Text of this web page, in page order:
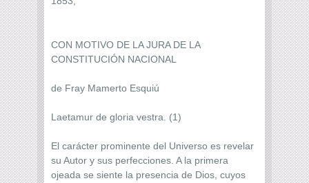
CON MOTIVO DE LA JURA DE LA
CONSTITUCIÓN NACIONAL
de Fray Mamerto Esquiú
Laetamur de gloria vestra. (1)
El carácter prominente del Universo es revelar
su Autor y sus perfecciones. A la primera
ojeada se siente la presencia de Dios, cuyos